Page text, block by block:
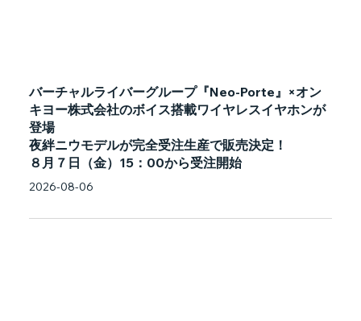
バーチャルライバーグループ『Neo-Porte』×オン
キヨー株式会社のボイス搭載ワイヤレスイヤホンが
登場
夜絆ニウモデルが完全受注生産で販売決定！
８月７日（金）15：00から受注開始
2026-08-06